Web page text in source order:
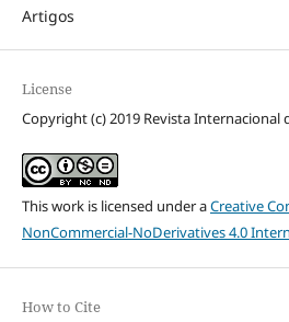
Artigos
License
Copyright (c) 2019 Revista Internacional
This work is licensed under aCreative
NonCommercial-NoDerivatives 4.0
How to Cite